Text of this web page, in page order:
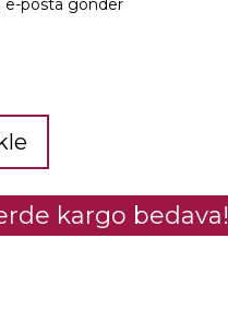
e-posta gönder
kargo bedava!